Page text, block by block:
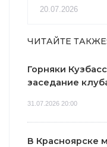
20.07.2026
ЧИТАЙТЕ ТАКЖЕ:
Горняки
заседание
31.07.2026 20:00
В Красноярске